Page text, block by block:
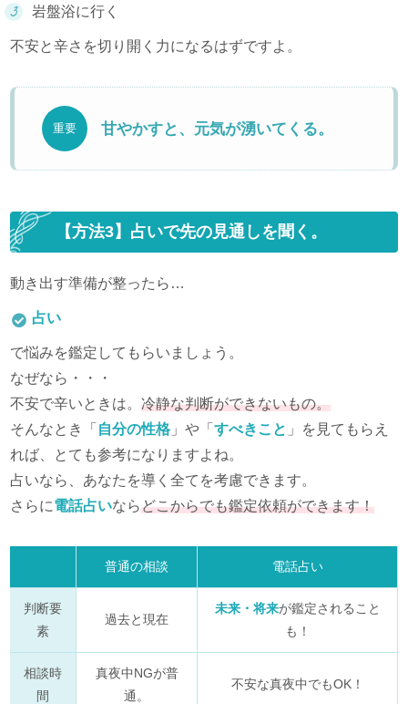
岩盤浴に行く
不安と辛さを切り開く力になるはずですよ。
重要 甘やかすと、元気が湧いてくる。
【方法3】占いで先の見通しを聞く。
動き出す準備が整ったら…
占い
で悩みを鑑定してもらいましょう。
なぜなら・・・
不安で辛いときは。 冷静な判断ができないもの。
そんなとき「 自分の性格 」や「 すべきこと 」を見てもらえ
れば、とても参考になりますよね。
占いなら、あなたを導く全てを考慮できます。
さらに電話占いならどこからでも鑑定依頼ができます！
普通の相談 電話占い
判断要
素
過去と現在
未来・将来が鑑定されること
も！
相談時
間
真夜中NGが普
通。
不安な真夜中でもOK！